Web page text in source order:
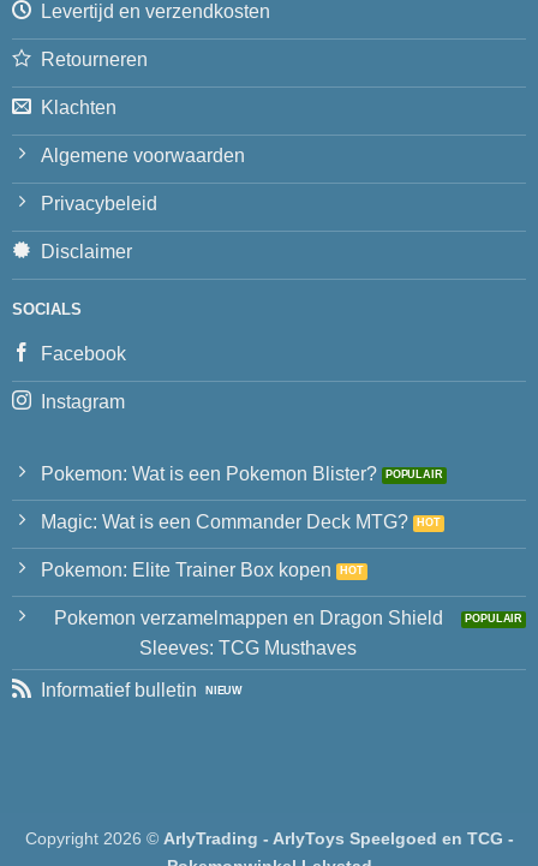
Levertijd en verzendkosten
Retourneren
Klachten
Algemene voorwaarden
Privacybeleid
Disclaimer
SOCIALS
Facebook
Instagram
Pokemon: Wat is een Pokemon Blister?
Magic: Wat is een Commander Deck MTG?
Pokemon: Elite Trainer Box kopen
Pokemon verzamelmappen en Dragon Shield
Sleeves: TCG Musthaves
Informatief bulletin
Copyright 2026 © ArlyTrading - ArlyToys Speelgoed en TCG -